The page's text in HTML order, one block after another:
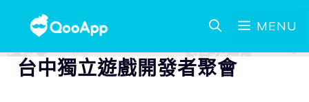
MENU
台中獨立遊戲開發者聚會